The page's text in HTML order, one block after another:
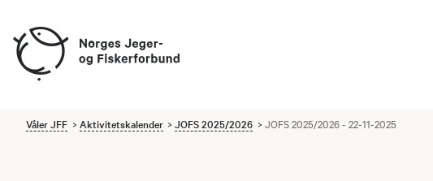
Våler JFF Aktivitetskalender JOFS 2025/2026 JOFS 2025/2026 - 22-11-2025